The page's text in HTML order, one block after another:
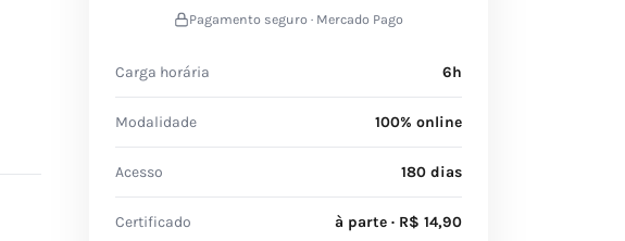
Pagamento seguro · Mercado Pago
Carga horária 6h
Modalidade 100% online
Acesso 180 dias
Certificado à parte · R$ 14,90